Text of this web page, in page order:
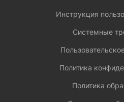
Инструкция
Системные
Политика
Политика